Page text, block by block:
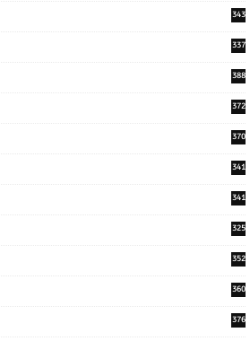
343
337
388
372
370
341
341
325
352
360
376